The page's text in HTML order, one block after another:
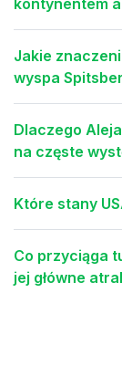
Jakie
wyspa
Dlaczego
na częste
Które stany
Co przyciąga
jej główne